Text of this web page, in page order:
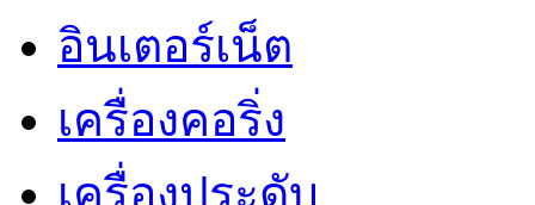
อินเตอร์เน็ต
เครื่องคอริ่ง
เครื่องประดับ